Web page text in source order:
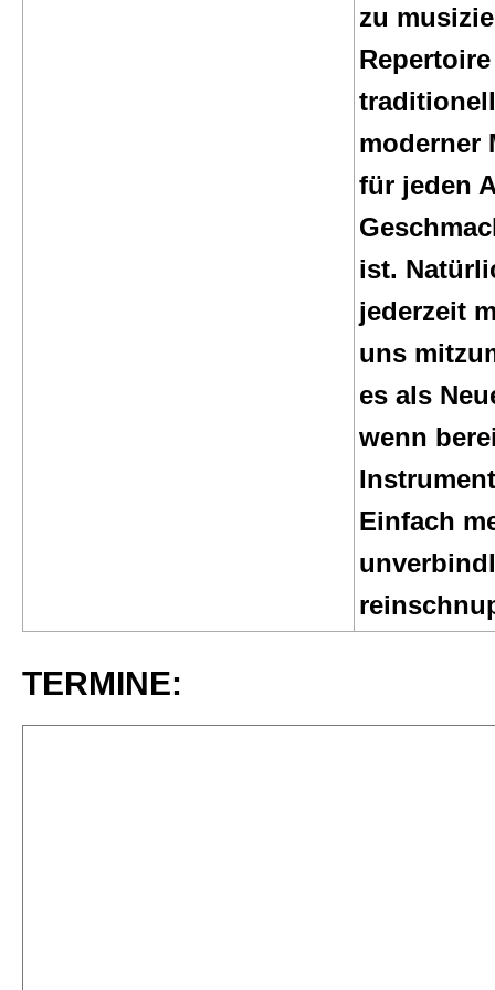
zu
moderner
für jeden
ist.
jederzeit
uns
es als
wenn
Einfach
TERMINE: